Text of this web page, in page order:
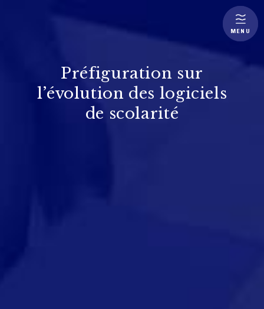
Préfiguration sur
l’évolution des logiciels
de scolarité
MENU